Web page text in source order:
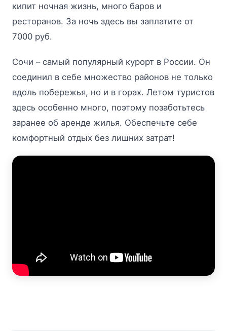
кипит ночная жизнь, много баров и
ресторанов. За ночь здесь вы заплатите от
7000 руб.
Сочи – самый популярный курорт в России. Он
соединил в себе множество районов не только
вдоль побережья, но и в горах. Летом туристов
здесь особенно много, поэтому позаботьтесь
заранее об аренде жилья. Обеспечьте себе
комфортный отдых без лишних затрат!